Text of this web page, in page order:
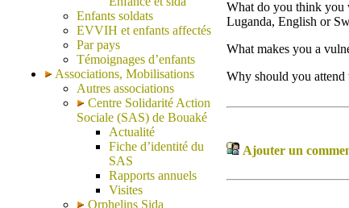
Enfants soldats
EVVIH et enfants affectés
Par pays
Témoignages d’enfants
Associations, Mobilisations
Autres associations
Centre Solidarité Action
Sociale (SAS) de Bouaké
Actualité
Fiche d’identité du
SAS
Rapports annuels
Visites
Orphelins Sida
What do you think you
Luganda, English or
What makes you a
Why should you attend
Ajouter un